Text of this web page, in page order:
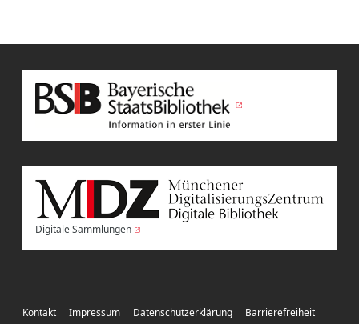
Digitale Sammlungen
Kontakt Impressum Datenschutzerklärung Barrierefreiheit